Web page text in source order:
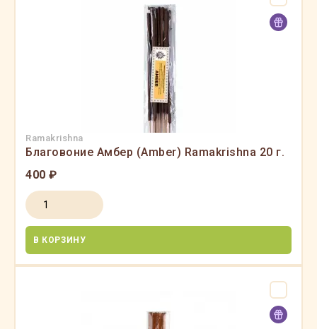
Ramakrishna
Благовоние Амбер (Amber) Ramakrishna 20 г.
400 ₽
В КОРЗИНУ